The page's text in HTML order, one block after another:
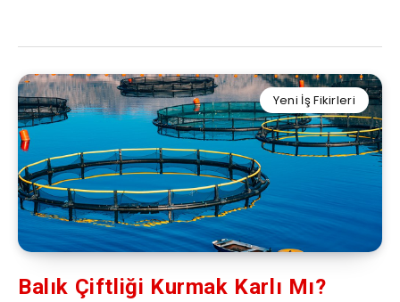
Yeni İş Fikirleri
Balık Çiftliği Kurmak Karlı Mı?